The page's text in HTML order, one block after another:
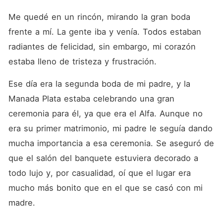
embarazo fue una
vergüenza para ella y para
todos los que amaba. No
sólo ella fue expulsada, sino
que su padre también fue
perseguido por los
con la ayuda de la
misteriosa Manada Espina.
Pasaron cinco años y Debra
no supo nada de Caleb. Un
a cruzar. Ambos estaban en
la misma misión: llevar a
cabo investigaciones
secretas en el peligroso
seguridad y la posteridad de
sus respectivas manadas.
Caleb todavía se mostraba
Me quedé en un rincón, mirando la gran boda
frente a mí. La gente iba y venía. Todos estaban
radiantes de felicidad, sin embargo, mi corazón
estaba lleno de tristeza y frustración.
Ese día era la segunda boda de mi padre, y la
Manada Plata estaba celebrando una gran
ceremonia para él, ya que era el Alfa. Aunque no
era su primer matrimonio, mi padre le seguía dando
mucha importancia a esa ceremonia. Se aseguró de
que el salón del banquete estuviera decorado a
todo lujo y, por casualidad, oí que el lugar era
mucho más bonito que en el que se casó con mi
madre.